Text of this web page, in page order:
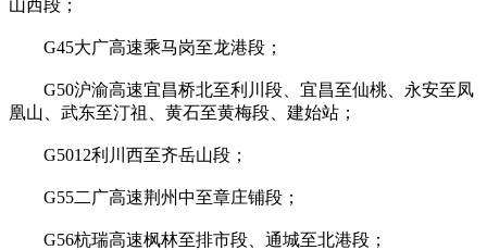
山西段；
G45大广高速乘马岗至龙港段；
G50沪渝高速宜昌桥北至利川段、宜昌至仙桃、永安至凤
凰山、武东至汀祖、黄石至黄梅段、建始站；
G5012利川西至齐岳山段；
G55二广高速荆州中至章庄铺段；
G56杭瑞高速枫林至排市段、通城至北港段；